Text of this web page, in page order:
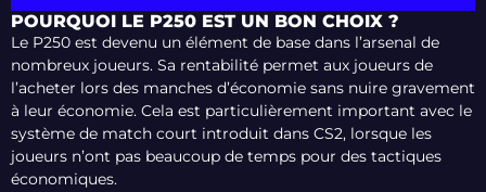
POURQUOI LE P250 EST UN BON CHOIX ?
Le P250 est devenu un élément de base dans l’arsenal de
nombreux joueurs. Sa rentabilité permet aux joueurs de
l’acheter lors des manches d’économie sans nuire gravement
à leur économie. Cela est particulièrement important avec le
système de match court introduit dans CS2, lorsque les
joueurs n’ont pas beaucoup de temps pour des tactiques
économiques.